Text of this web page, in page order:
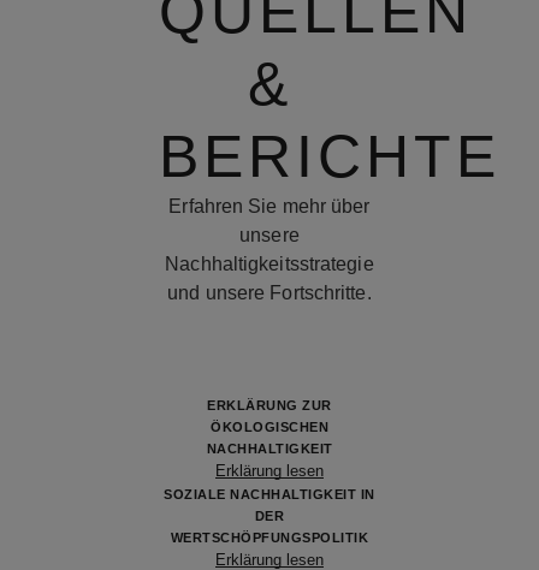
&
BERICHTE
Erfahren Sie mehr über
unsere
Nachhaltigkeitsstrategie
und unsere Fortschritte.
ERKLÄRUNG ZUR
ÖKOLOGISCHEN
NACHHALTIGKEIT
Erklärung lesen
SOZIALE NACHHALTIGKEIT IN
DER
WERTSCHÖPFUNGSPOLITIK
Erklärung lesen